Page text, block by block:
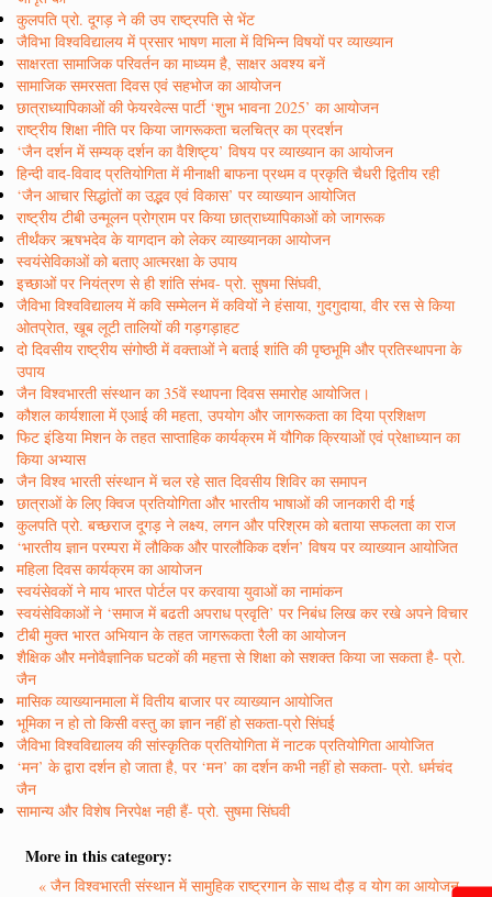
कुलपति प्रो. दूगड़ ने की उप राष्ट्रपति से भेंट
जैविभा विश्वविद्यालय में प्रसार भाषण माला में विभिन्न विषयों पर व्याख्यान
साक्षरता सामाजिक परिवर्तन का माध्यम है, साक्षर अवश्य बनें
सामाजिक समरसता दिवस एवं सहभोज का आयोजन
छात्राध्यापिकाओं की फेयरवेल्स पार्टी ‘शुभ भावना 2025’ का आयोजन
राष्ट्रीय शिक्षा नीति पर किया जागरूकता चलचित्र का प्रदर्शन
‘जैन दर्शन में सम्यक् दर्शन का वैशिष्ट्य’ विषय पर व्याख्यान का आयोजन
हिन्दी वाद-विवाद प्रतियोगिता में मीनाक्षी बाफना प्रथम व प्रकृति चैधरी द्वितीय रही
‘जैन आचार सिद्धांतों का उद्भव एवं विकास’ पर व्याख्यान आयोजित
राष्ट्रीय टीबी उन्मूलन प्रोग्राम पर किया छात्राध्यापिकाओं को जागरूक
तीर्थंकर ऋषभदेव के यागदान को लेकर व्याख्यानका आयोजन
स्वयंसेविकाओं को बताए आत्मरक्षा के उपाय
इच्छाओं पर नियंत्रण से ही शांति संभव- प्रो. सुषमा सिंघवी,
जैविभा विश्वविद्यालय में कवि सम्मेलन में कवियों ने हंसाया, गुदगुदाया, वीर रस से किया
ओतप्रेात, खूब लूटी तालियों की गड़गड़ाहट
दो दिवसीय राष्ट्रीय संगोष्ठी में वक्ताओं ने बताई शांति की पृष्ठभूमि और प्रतिस्थापना के
उपाय
जैन विश्वभारती संस्थान का 35वें स्थापना दिवस समारोह आयोजित।
कौशल कार्यशाला में एआई की महता, उपयोग और जागरूकता का दिया प्रशिक्षण
फिट इंडिया मिशन के तहत साप्ताहिक कार्यक्रम में यौगिक क्रियाओं एवं प्रेक्षाध्यान का
किया अभ्यास
जैन विश्व भारती संस्थान में चल रहे सात दिवसीय शिविर का समापन
छात्राओं के लिए क्विज प्रतियोगिता और भारतीय भाषाओं की जानकारी दी गई
कुलपति प्रो. बच्छराज दूगड़ ने लक्ष्य, लगन और परिश्रम को बताया सफलता का राज
‘भारतीय ज्ञान परम्परा में लौकिक और पारलौकिक दर्शन’ विषय पर व्याख्यान आयोजित
महिला दिवस कार्यक्रम का आयोजन
स्वयंसेवकों ने माय भारत पोर्टल पर करवाया युवाओं का नामांकन
स्वयंसेविकाओं ने ‘समाज में बढती अपराध प्रवृति’ पर निबंध लिख कर रखे अपने विचार
टीबी मुक्त भारत अभियान के तहत जागरूकता रैली का आयोजन
शैक्षिक और मनोवैज्ञानिक घटकों की महत्ता से शिक्षा को सशक्त किया जा सकता है- प्रो.
जैन
मासिक व्याख्यानमाला में वितीय बाजार पर व्याख्यान आयोजित
भूमिका न हो तो किसी वस्तु का ज्ञान नहीं हो सकता-प्रो सिंघई
जैविभा विश्वविद्यालय की सांस्कृतिक प्रतियोगिता में नाटक प्रतियोगिता आयोजित
‘मन’ के द्वारा दर्शन हो जाता है, पर ‘मन’ का दर्शन कभी नहीं हो सकता- प्रो. धर्मचंद
जैन
सामान्य और विशेष निरपेक्ष नही हैं- प्रो. सुषमा सिंघवी
More in this category:
« जैन विश्वभारती संस्थान में सामुहिक राष्ट्रगान के साथ दौड़ व योग का आयोजन